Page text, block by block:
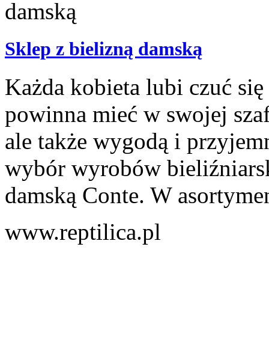
Sklep z bielizną damską
Każda kobieta lubi czuć
powinna mieć w swojej
ale także wygodą i
wybór wyrobów
damską Conte. W
www.reptilica.pl